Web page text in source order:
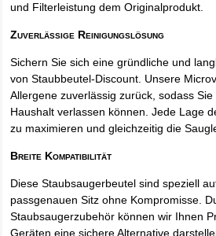
und Filterleistung dem Originalprodukt.
Zuverlässige Reinigungslösung
Sichern Sie sich eine gründliche und
von Staubbeutel-Discount. Unsere
Allergene zuverlässig zurück, sodass
Haushalt verlassen können. Jede Lage
zu maximieren und gleichzeitig die
Breite Kompatibilität
Diese Staubsaugerbeutel sind speziell
passgenauen Sitz ohne Kompromisse.
Staubsaugerzubehör können wir Ihnen
Geräten eine sichere Alternative